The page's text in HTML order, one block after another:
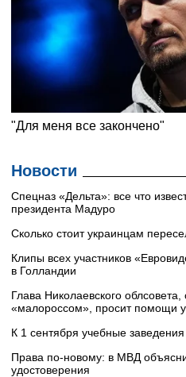
Новости
Cпецназ «Дельта»: все что
президента Мадуро
Сколько стоит украинцам
Клипы всех участников
в Голландии
Глава Николаевского
«малороссом», просит помощи
К 1 сентября учебные
Права по-новому: в МВД
удостоверения